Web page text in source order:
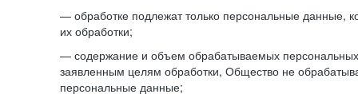
— обработке подлежат только персональные данные,
их обработки;
— содержание и объем обрабатываемых персональных
заявленным целям обработки, Общество не
персональные данные;